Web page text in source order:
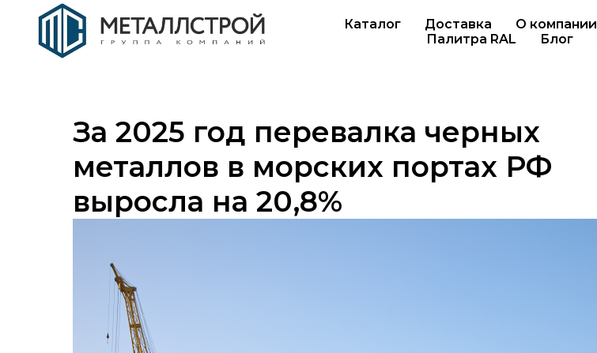
Каталог Доставка О компании
Палитра RAL
Блог
За 2025 год перевалка черных
металлов в морских портах РФ
выросла на 20,8%